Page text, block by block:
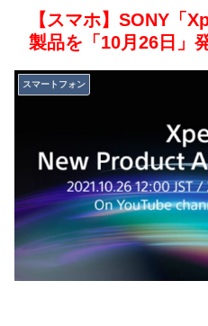
【スマホ】SONY「
製品を「10月26日」
スマートフォン